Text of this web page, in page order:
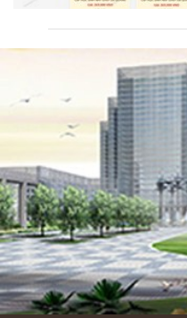
Túi Xách Hami
Thiết kế website Túi xách Hami